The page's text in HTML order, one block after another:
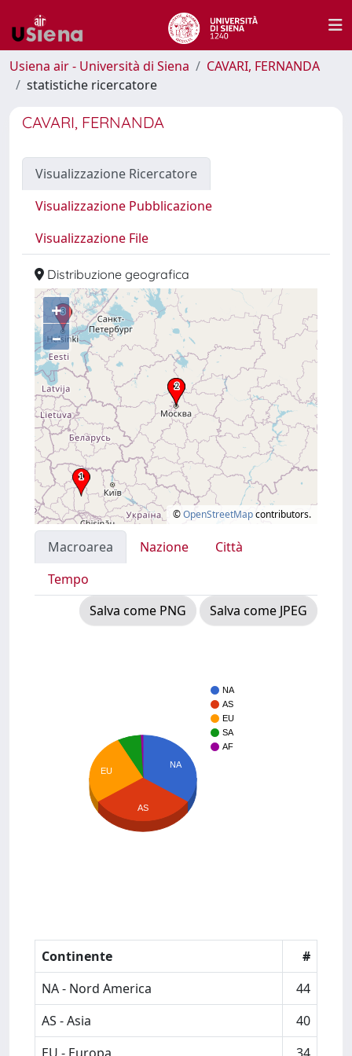
Usiena air - Università di Siena
CAVARI, FERNANDA
statistiche ricercatore
CAVARI, FERNANDA
Visualizzazione Ricercatore
Visualizzazione Pubblicazione
Visualizzazione File
Distribuzione geografica
+
–
©OpenStreetMapcontributors.
Macroarea Nazione
Città
Tempo
Salva come PNG
Salva come JPEG
NA
AS
EU
SA
AF
NA
EU
AS
Continente
#
NA - Nord America
44
AS - Asia
40